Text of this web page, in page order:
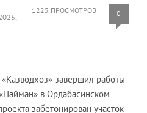
1225 ПРОСМОТРОВ 0
завершил работы
в Ордабасинском
забетонирован участок